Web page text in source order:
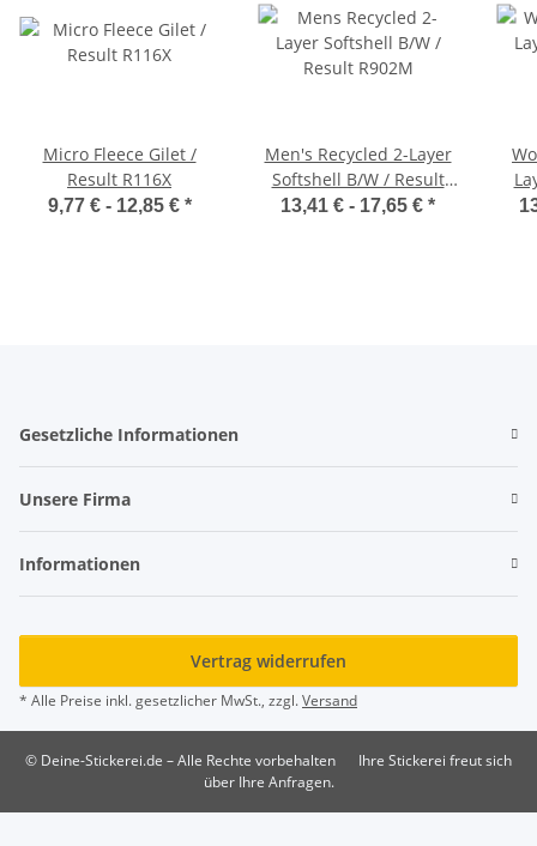
Micro Fleece Gilet /
Result R116X
9,77 € - 12,85 € *
Men's Recycled 2-Layer
Softshell B/W / Result
R902M
13,41 € - 17,65 € *
Gesetzliche Informationen
Unsere Firma
Informationen
Vertrag widerrufen
* Alle Preise inkl. gesetzlicher MwSt., zzgl.Versand
© Deine-Stickerei.de – Alle Rechte vorbehalten
Ihre Stickerei freut sich
über Ihre Anfragen.